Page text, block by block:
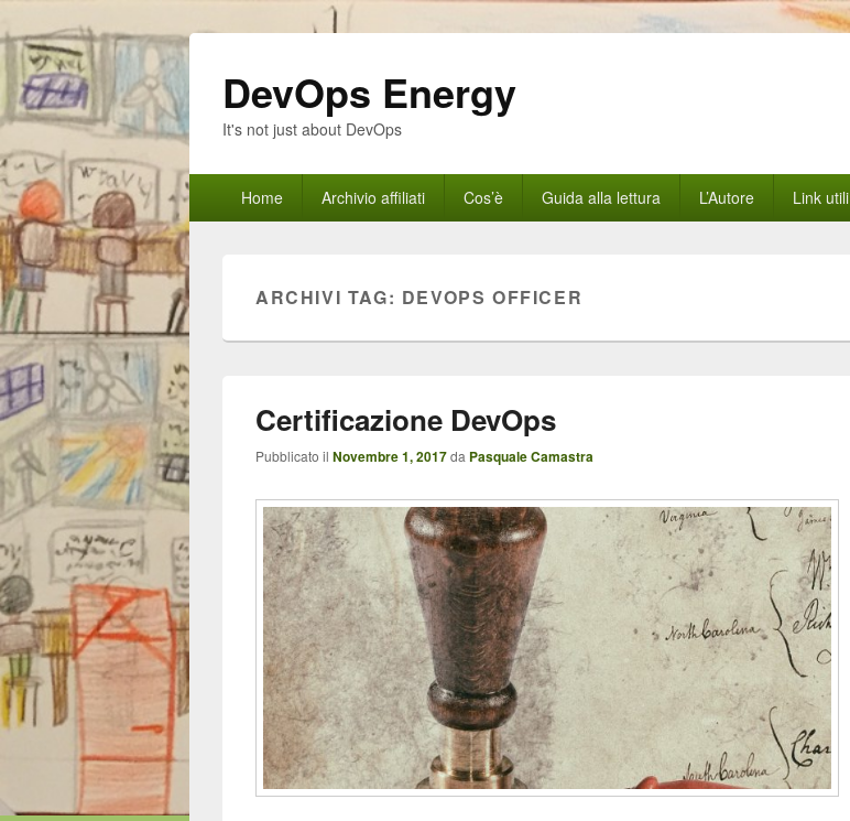
DevOps Energy
It's not just about DevOps
Menu
principaleHome Archivio affiliati Cos’è Guida alla lettura L’Autore Link utili
ARCHIVI TAG: DEVOPS OFFICER
Certificazione DevOps
Pubblicato il Novembre 1, 2017da Pasquale Camastra